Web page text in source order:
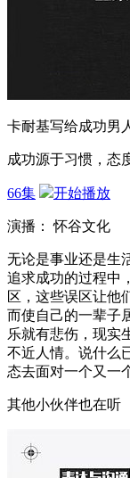
卡耐基写给成功男
成功源于习惯，态
66集 开始播放
演播： 怀谷文化
无论是事业还是生
追求成功的过程中
区，这些误区让他
而使自己的一辈子
乐就有悲伤，现实
不近人情。说什么
态去面对一个又一
其他小伙伴也在听